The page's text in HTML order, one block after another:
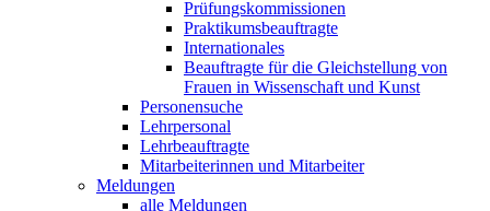
Prüfungskommissionen
Praktikumsbeauftragte
Internationales
Beauftragte für die Gleichstellung von
Frauen in Wissenschaft und Kunst
Personensuche
Lehrpersonal
Lehrbeauftragte
Mitarbeiterinnen und Mitarbeiter
Meldungen
alle Meldungen